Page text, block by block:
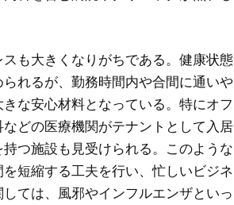
も大きくなりがちである。健康状態
れるが、勤務時間内や合間に通いや
な安心材料となっている。特にオフ
どの医療機関がテナントとして入居
つ施設も見受けられる。このような
短縮する工夫を行い、忙しいビジネ
ては、風邪やインフルエンザといっ